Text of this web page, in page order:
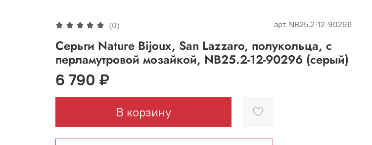
(0) арт. NB25.2-12-90296
Серьги Nature Bijoux, San Lazzaro, полукольца, с
перламутровой мозайкой, NB25.2-12-90296 (серый)
6 790 ₽
В корзину